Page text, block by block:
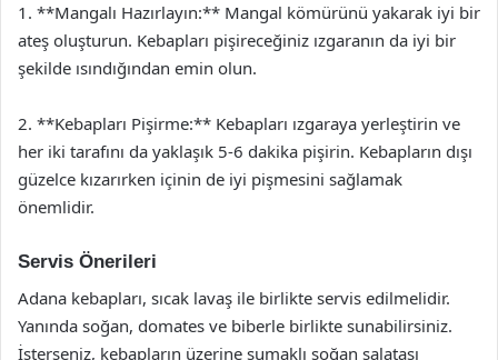
1. **Mangalı Hazırlayın:** Mangal kömürünü yakarak iyi bir
ateş oluşturun. Kebapları pişireceğiniz ızgaranın da iyi bir
şekilde ısındığından emin olun.
2. **Kebapları Pişirme:** Kebapları ızgaraya yerleştirin ve
her iki tarafını da yaklaşık 5-6 dakika pişirin. Kebapların dışı
güzelce kızarırken içinin de iyi pişmesini sağlamak
önemlidir.
Servis Önerileri
Adana kebapları, sıcak lavaş ile birlikte servis edilmelidir.
Yanında soğan, domates ve biberle birlikte sunabilirsiniz.
İsterseniz, kebapların üzerine sumaklı soğan salatası